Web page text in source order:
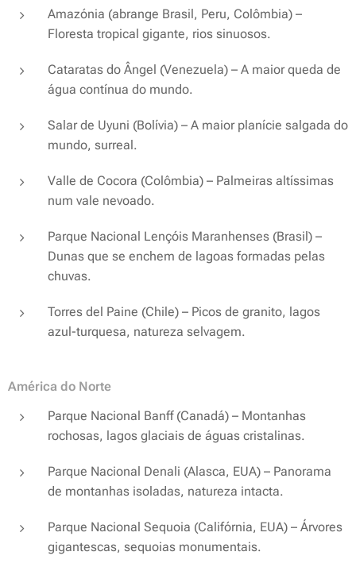
Amazónia (abrange Brasil, Peru, Colômbia) –
Floresta tropical gigante, rios sinuosos.
Cataratas do Ângel (Venezuela) – A maior queda de
água contínua do mundo.
Salar de Uyuni (Bolívia) – A maior planície salgada do
mundo, surreal.
Valle de Cocora (Colômbia) – Palmeiras altíssimas
num vale nevoado.
Parque Nacional Lençóis Maranhenses (Brasil) –
Dunas que se enchem de lagoas formadas pelas
chuvas.
Torres del Paine (Chile) – Picos de granito, lagos
azul-turquesa, natureza selvagem.
América do Norte
Parque Nacional Banff (Canadá) – Montanhas
rochosas, lagos glaciais de águas cristalinas.
Parque Nacional Denali (Alasca, EUA) – Panorama
de montanhas isoladas, natureza intacta.
Parque Nacional Sequoia (Califórnia, EUA) – Árvores
gigantescas, sequoias monumentais.